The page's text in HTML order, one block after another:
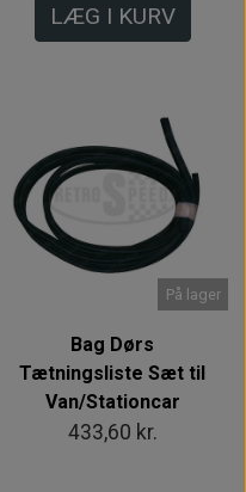
LÆG I KURV
På lager
Bag Dørs
Tætningsliste Sæt til
Van/Stationcar
433,60 kr.